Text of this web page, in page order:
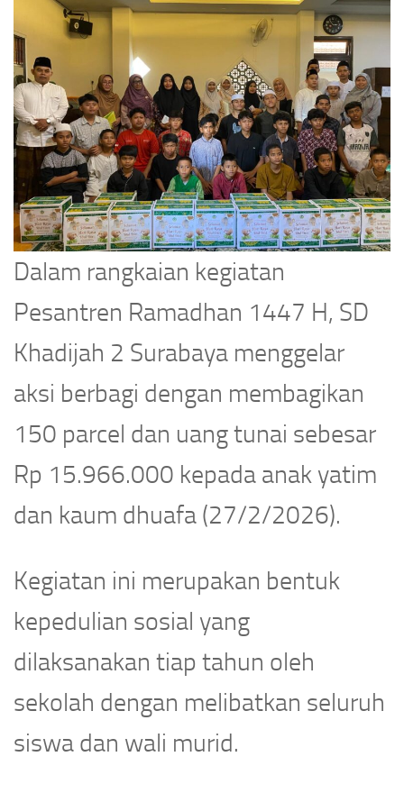
Dalam rangkaian kegiatan
Pesantren Ramadhan 1447 H, SD
Khadijah 2 Surabaya menggelar
aksi berbagi dengan membagikan
150 parcel dan uang tunai sebesar
Rp 15.966.000 kepada anak yatim
dan kaum dhuafa (27/2/2026).
Kegiatan ini merupakan bentuk
kepedulian sosial yang
dilaksanakan tiap tahun oleh
sekolah dengan melibatkan seluruh
siswa dan wali murid.